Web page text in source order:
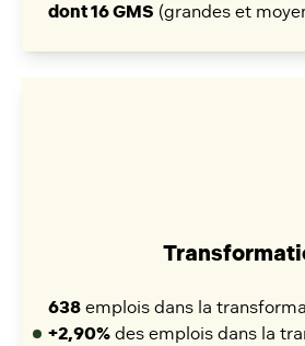
dont 16 GMS (grandes et
638 emplois dans la
+2,90% des emplois dans la